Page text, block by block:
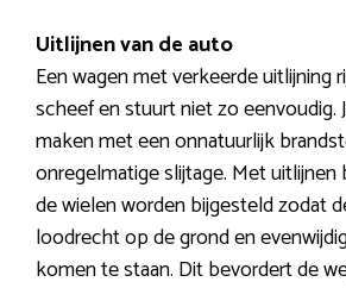
Uitlijnen van de auto
Een wagen met verkeerde uitlijning
scheef en stuurt niet zo eenvoudig.
maken met een onnatuurlijk
onregelmatige slijtage. Met
de wielen worden bijgesteld zodat
loodrecht op de grond en
komen te staan. Dit bevordert de